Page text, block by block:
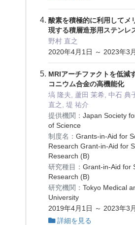
酸素を積極的に利用してメ
現する積層造形用ステンレ
野村 直之
2020年4月1日 ～ 2023年3
MRIアーチファクトを低減
コニウム合金の高機能化
塙 隆夫, 蘆田 茉希, 中石 典
直之, 堤 祐介
提供機関： Japan Society
of Science
制度名： Grants-in-Aid for
Research Grant-in-Aid for
Research (B)
研究種目： Grant-in-Aid for
Research (B)
研究機関： Tokyo Medical
University
2019年4月1日 ～ 2023年3
詳細を見る